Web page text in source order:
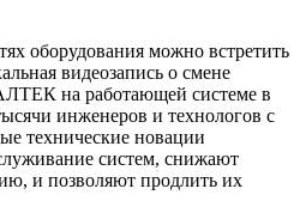
оборудования можно встретить
видеозапись о смене
на работающей системе в
инженеров и технологов с
технические новации
систем, снижают
и позволяют продлить их